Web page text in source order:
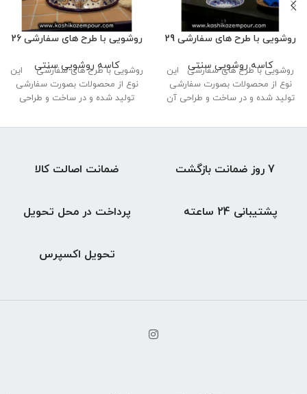
روشویی با طرح های سفارشی 29
کاسه روشویی سنتی
روشویی با طرح های سفارشی این
نوع از محصولات بصورت سفارشی
تولید شده و در ساخت و طراحی آن
روشویی با طرح های سفارشی 26
کاسه روشویی سنتی
روشویی با طرح های سفارشی این
نوع از محصولات بصورت سفارشی
تولید شده و در ساخت و طراحی
ضمانت اصالت کالا 7 روز ضمانت بازگشت
پرداخت در محل تحویل پشتیبانی 24 ساعته
تحویل اکسپرس